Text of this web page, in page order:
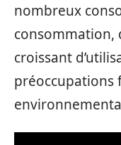
nombreux
consommation,
croissant
préoccupations